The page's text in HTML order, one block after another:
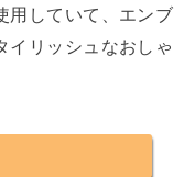
用していて、エンブ
イリッシュなおしゃ